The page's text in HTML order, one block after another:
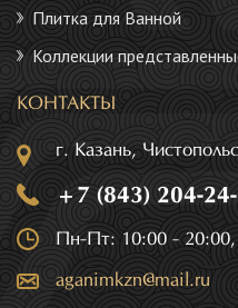
Плитка для Ванной
Коллекции
КОНТАКТЫ
г. Казань,
+7 (843) 204-
Пн-Пт: 10:00 -
aganimkzn@mail.ru